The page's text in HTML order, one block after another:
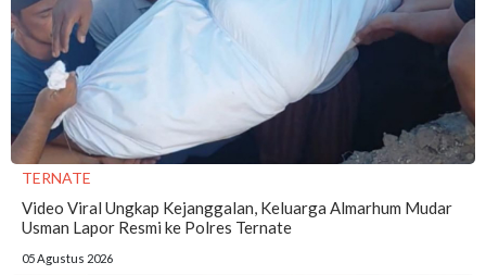
TERNATE
Video Viral Ungkap Kejanggalan, Keluarga Almarhum Mudar
Usman Lapor Resmi ke Polres Ternate
05 Agustus 2026